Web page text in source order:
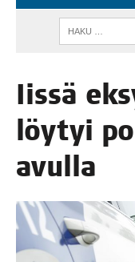
Iis­sä
löy­tyi
avulla